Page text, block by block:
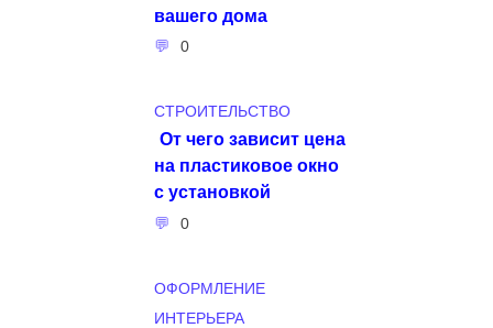
вашего дома
0
СТРОИТЕЛЬСТВО
От чего зависит цена
на пластиковое окно
с установкой
0
ОФОРМЛЕНИЕ
ИНТЕРЬЕРА